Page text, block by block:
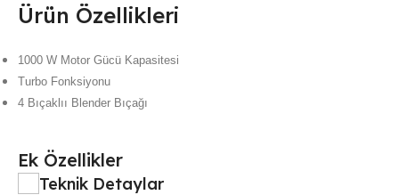
Ürün Özellikleri
1000 W Motor Gücü Kapasitesi
Turbo Fonksiyonu
4 Bıçaklıı Blender Bıçağı
Ek Özellikler
Teknik Detaylar